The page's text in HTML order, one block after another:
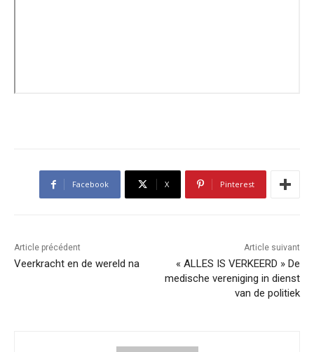
Facebook X Pinterest
Article précédent
Veerkracht en de wereld na
Article suivant
« ALLES IS VERKEERD » De
medische vereniging in dienst
van de politiek